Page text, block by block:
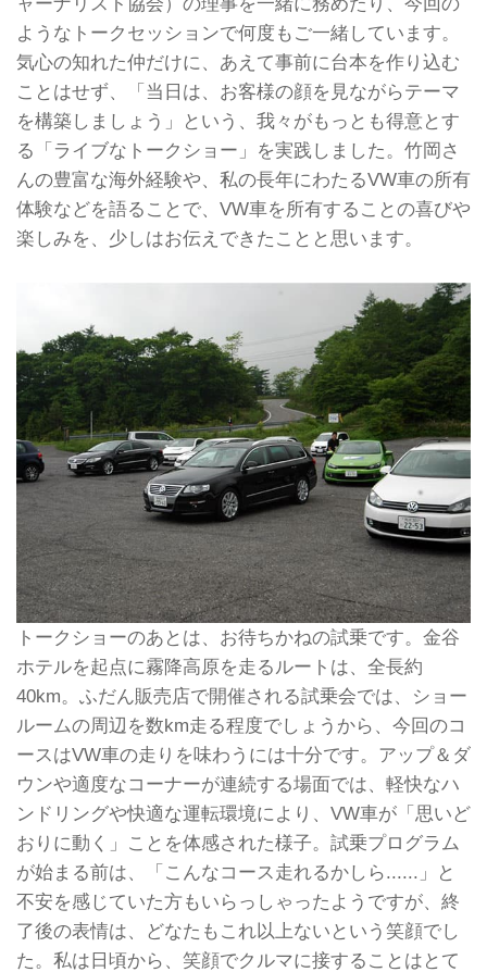
ようなトークセッションで何度もご一緒しています。
気心の知れた仲だけに、あえて事前に台本を作り込む
ことはせず、「当日は、お客様の顔を見ながらテーマ
を構築しましょう」という、我々がもっとも得意とす
る「ライブなトークショー」を実践しました。竹岡さ
んの豊富な海外経験や、私の長年にわたるVW車の所有
体験などを語ることで、VW車を所有することの喜びや
楽しみを、少しはお伝えできたことと思います。
トークショーのあとは、お待ちかねの試乗です。金谷
ホテルを起点に霧降高原を走るルートは、全長約
40km。ふだん販売店で開催される試乗会では、ショー
ルームの周辺を数km走る程度でしょうから、今回のコ
ースはVW車の走りを味わうには十分です。アップ＆ダ
ウンや適度なコーナーが連続する場面では、軽快なハ
ンドリングや快適な運転環境により、VW車が「思いど
おりに動く」ことを体感された様子。試乗プログラム
が始まる前は、「こんなコース走れるかしら......」と
不安を感じていた方もいらっしゃったようですが、終
了後の表情は、どなたもこれ以上ないという笑顔でし
た。私は日頃から、笑顔でクルマに接することはとて